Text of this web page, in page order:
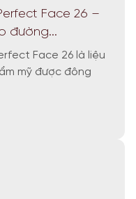
Face 26 –
đường...
Face 26 là liệu
mỹ được đông